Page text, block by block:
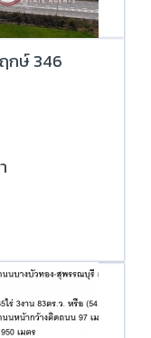
กษ์ 346